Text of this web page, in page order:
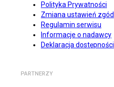
Polityka Prywatności
Zmiana ustawień zgód
Regulamin serwisu
Informacje o nadawcy
Deklaracja dostępności
PARTNERZY